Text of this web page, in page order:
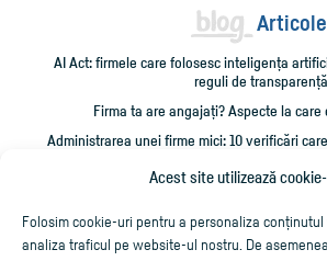
Acest site utilizează
Folosim cookie-uri pentru a personaliza
analiza traficul pe website-ul nostru. De
Articole
AI Act: firmele care folosesc inteligența
reguli de transparență
Firma ta are angajați? Aspecte la
Administrarea unei firme mici: 10 verificări
Cum împrumut firma cu bani și cum îmi